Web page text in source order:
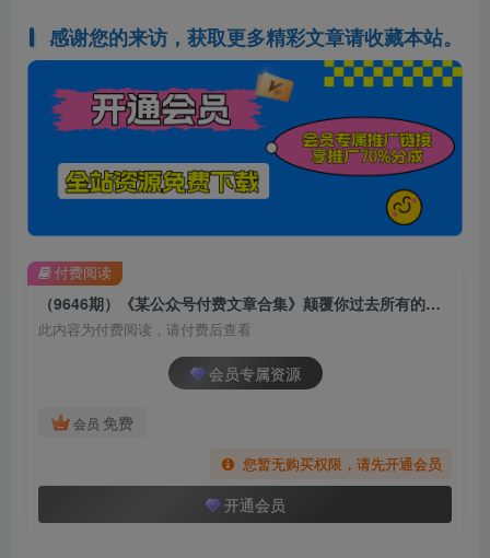
感谢您的来访，获取更多精彩文章请收藏本站。
（9646期）《某公众号付费文章合集》颠覆你过去所有的认知 从认识到实践的全方位指导
此内容为付费阅读，请付费后查看
会员专属资源
会员 免费
您暂无购买权限，请先开通会员
开通会员
付费阅读